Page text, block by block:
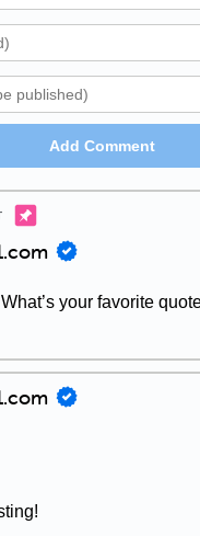
Add Comment
your favorite